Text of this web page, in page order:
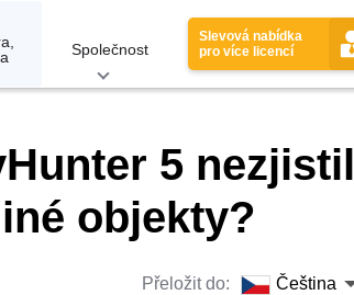
Společnost
Slevová nabídka
pro více licencí
5 nezjistil
objekty?
Přeložit do: Čeština